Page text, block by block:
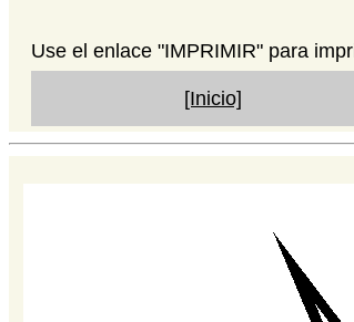
Use el enlace "IMPRIMIR" para
[Inicio]